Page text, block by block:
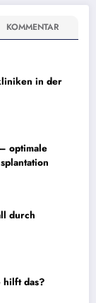
KOMMENTAR
in der
optimale
durch
hilft das?